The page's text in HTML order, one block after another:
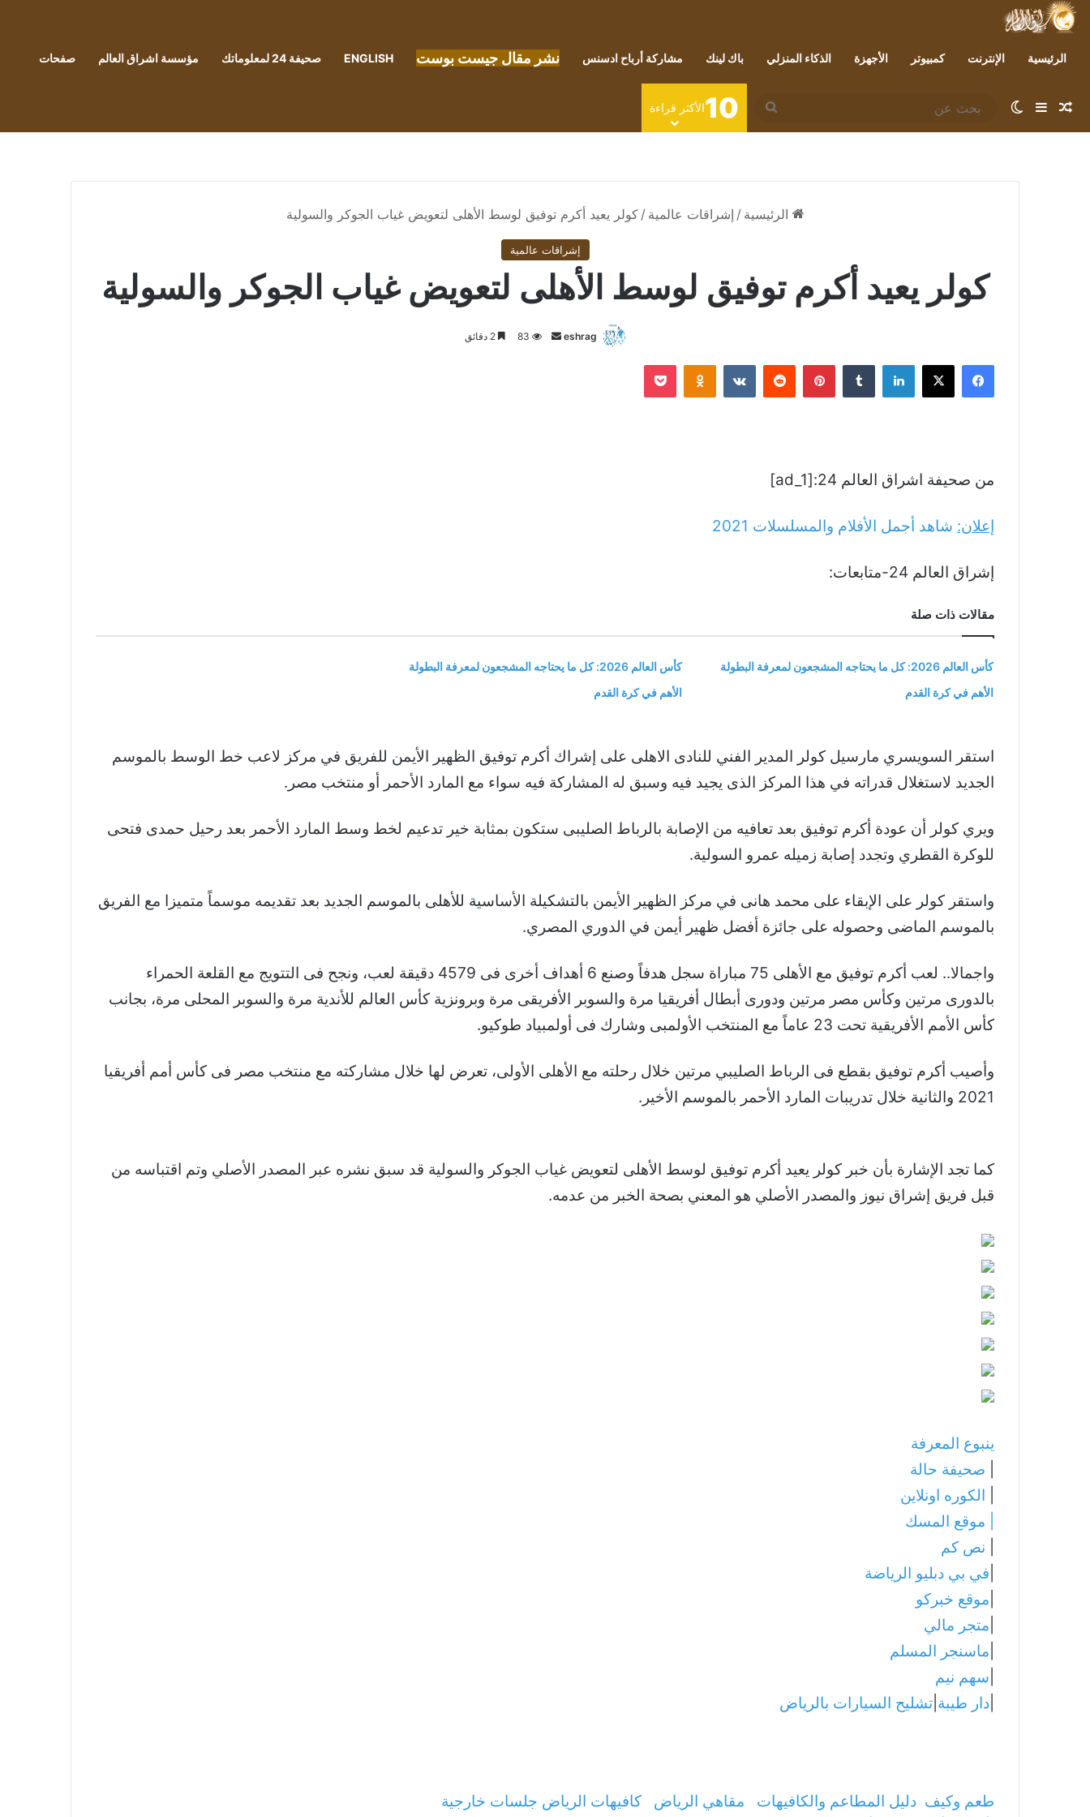
الرئيسية الإنترنت كمبيوتر الأجهزة الذكاء المنزلي باك لينك مشاركة أرباح ادسنس نشر مقال جيست بوست ENGLISH صحيفة 24 لمعلوماتك مؤسسة اشراق العالم صفحات
مقال عشوائي
إضافة عمود جانبي
الوضع المظلم
بحث
عن
10الأكثر قراءة
الرئيسية / إشراقات عالمية / كولر يعيد أكرم توفيق لوسط الأهلى لتعويض غياب الجوكر والسولية
إشراقات عالمية
كولر يعيد أكرم توفيق لوسط الأهلى لتعويض غياب الجوكر والسولية
eshrag
أرسل 83 2 دقائق
فيسبوك
‫X لينكدإن بينتيريست Odnoklassniki
‫Pocket
من صحيفة اشراق العالم 24:[ad_1]
إعلان: شاهد أجمل الأفلام والمسلسلات 2021
إشراق العالم 24-متابعات:
مقالات ذات صلة
كأس العالم 2026: كل ما يحتاجه المشجعون لمعرفة البطولة
الأهم في كرة القدم
كأس العالم 2026: كل ما يحتاجه المشجعون لمعرفة البطولة
الأهم في كرة القدم
استقر السويسري مارسيل كولر المدير الفني للنادى الاهلى على إشراك أكرم توفيق الظهير الأيمن للفريق في مركز لاعب خط الوسط بالموسم
الجديد لاستغلال قدراته في هذا المركز الذى يجيد فيه وسبق له المشاركة فيه سواء مع المارد الأحمر أو منتخب مصر.
ويري كولر أن عودة أكرم توفيق بعد تعافيه من الإصابة بالرباط الصليبى ستكون بمثابة خير تدعيم لخط وسط المارد الأحمر بعد رحيل حمدى فتحى
للوكرة القطري وتجدد إصابة زميله عمرو السولية.
واستقر كولر على الإبقاء على محمد هانى في مركز الظهير الأيمن بالتشكيلة الأساسية للأهلى بالموسم الجديد بعد تقديمه موسماً متميزا مع الفريق
بالموسم الماضى وحصوله على جائزة أفضل ظهير أيمن في الدوري المصري.
واجمالا.. لعب أكرم توفيق مع الأهلى 75 مباراة سجل هدفاً وصنع 6 أهداف أخرى فى 4579 دقيقة لعب، ونجح فى التتويج مع القلعة الحمراء
بالدورى مرتين وكأس مصر مرتين ودورى أبطال أفريقيا مرة والسوبر الأفريقى مرة وبرونزية كأس العالم للأندية مرة والسوبر المحلى مرة، بجانب
كأس الأمم الأفريقية تحت 23 عاماً مع المنتخب الأولمبى وشارك فى أولمبياد طوكيو.
وأصيب أكرم توفيق بقطع فى الرباط الصليبي مرتين خلال رحلته مع الأهلى الأولى، تعرض لها خلال مشاركته مع منتخب مصر فى كأس أمم أفريقيا
2021 والثانية خلال تدريبات المارد الأحمر بالموسم الأخير.
كما تجد الإشارة بأن خبر كولر يعيد أكرم توفيق لوسط الأهلى لتعويض غياب الجوكر والسولية قد سبق نشره عبر المصدر الأصلي وتم اقتباسه من
قبل فريق إشراق نيوز والمصدر الأصلي هو المعني بصحة الخبر من عدمه.
ينبوع المعرفة
صحيفة حالة
الكوره اونلاين
موقع المسك
نص كم
في بي دبليو الرياضة
موقع خبركو
متجر مالي
ماسنجر المسلم
سهم نيم
دار طيبة تشليح السيارات بالرياض
طعم وكيف دليل المطاعم والكافيهات مقاهي الرياض
كافيهات الرياض جلسات خارجية